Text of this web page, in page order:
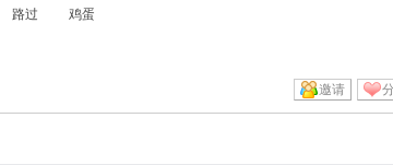
路过 鸡蛋
邀请